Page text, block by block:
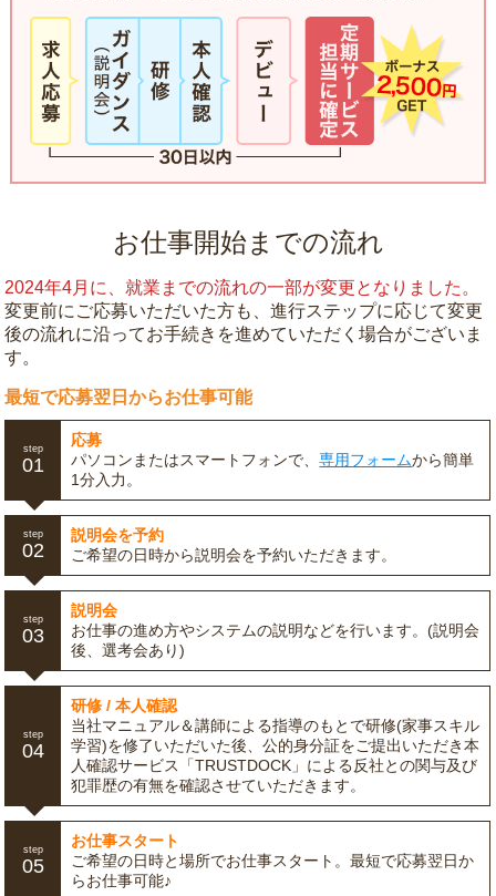
お仕事開始までの流れ
2024年4月に、就業までの流れの一部が変更となりました。
変更前にご応募いただいた方も、進行ステップに応じて変更
後の流れに沿ってお手続きを進めていただく場合がございま
す。
最短で応募翌日からお仕事可能
step
01
応募
パソコンまたはスマートフォンで、専用フォームから簡単
1分入力。
step
02
説明会を予約
ご希望の日時から説明会を予約いただきます。
step
03
説明会
お仕事の進め方やシステムの説明などを行います。(説明会
後、選考会あり)
step
04
研修 / 本人確認
当社マニュアル＆講師による指導のもとで研修(家事スキル
学習)を修了いただいた後、公的身分証をご提出いただき本
人確認サービス「TRUSTDOCK」による反社との関与及び
犯罪歴の有無を確認させていただきます。
step
05
お仕事スタート
ご希望の日時と場所でお仕事スタート。最短で応募翌日か
らお仕事可能♪